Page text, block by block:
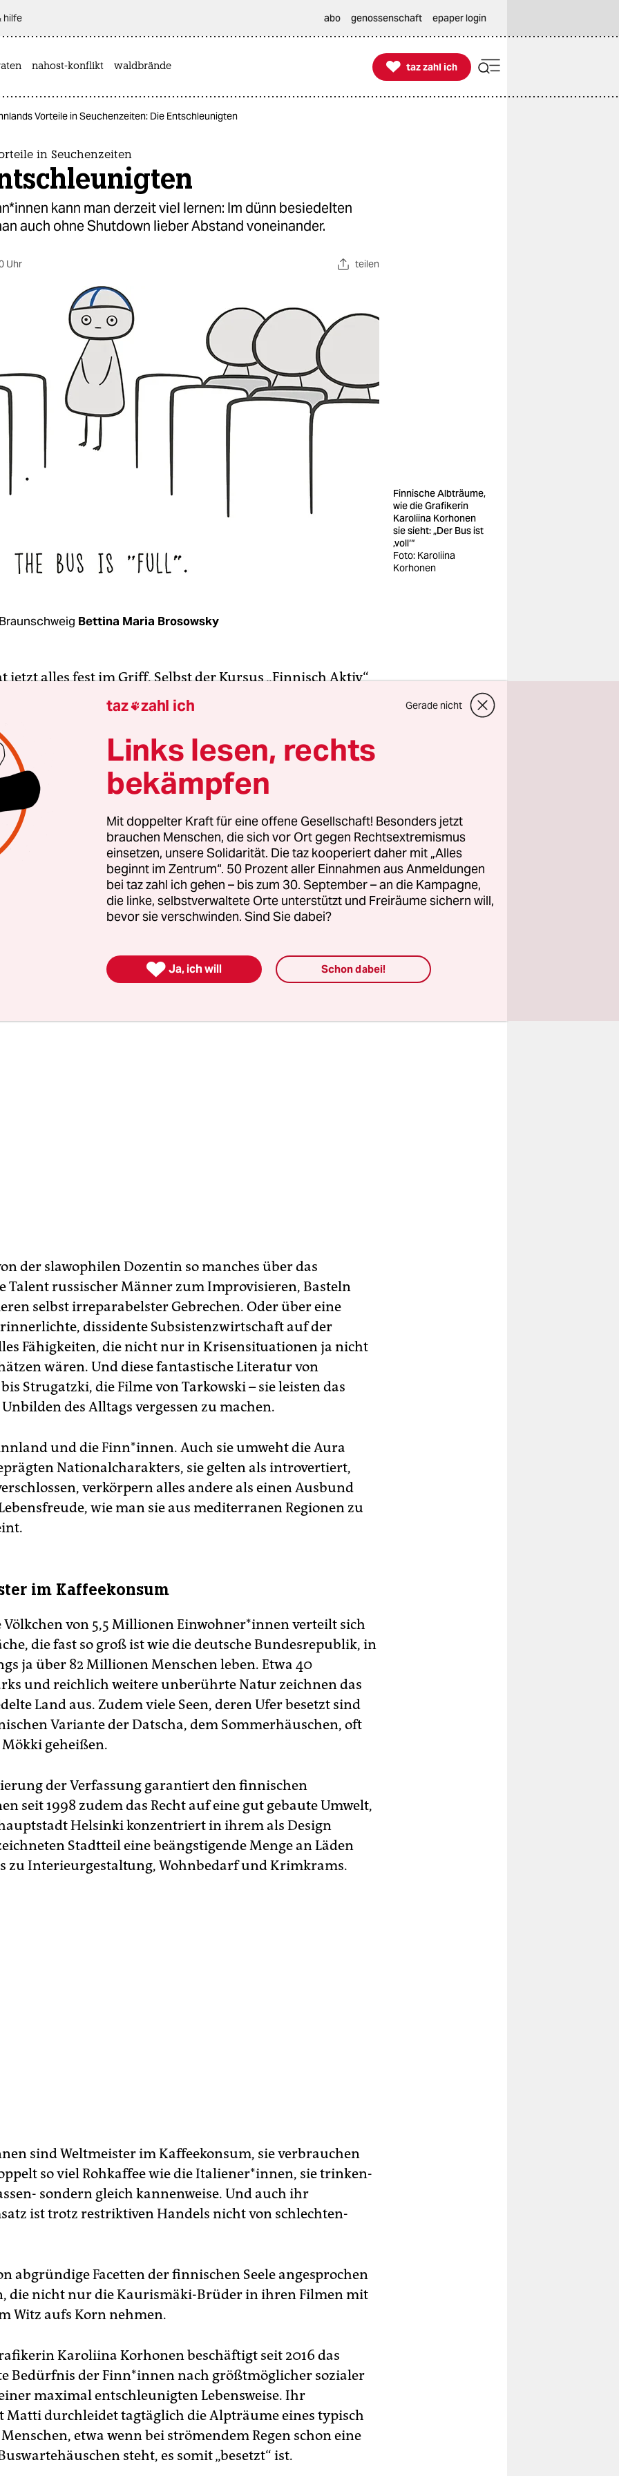
hilfe abo genossenschaft epaper login
nahost-konflikt waldbrände 
taz zahl ich
taz zahl ich
Vorteile in Seuchenzeiten: Die Entschleunigten
in Seuchenzeiten
kann man derzeit viel lernen: Im dünn besiedelten
auch ohne Shutdown lieber Abstand voneinander.
Uhr teilen
Finnische Albträume,
wie die Grafikerin
Karoliina Korhonen
sie sieht: „Der Bus ist
‚voll‘“
Foto: Karoliina
Korhonen
Bettina Maria Brosowsky
jetzt alles fest im Griff. Selbst der Kursus „Finnisch Aktiv“
stolzen­ sieben Teilnehmer*innen, den ich seit geraumer
Volkshochschule­ besuche, ist nun bis zum
ausgesetzt. Zugegeben: Allzu große Erfolge­ in der
dieser so ungewöhnlichen wie schwierigen
ich für mich nicht reklamieren. Aber vielleicht besucht
Sprachkurse ja auch nicht primär, um es in den
kommunikativer Interaktion irgendwann mal mit
Muttersprachler*innen auf sich nehmen zu können. Es
die Sympathie für ein Land, seine Menschen, seine Kultur.
Zeit hatte ich einmal Russisch belegt, auch dies eine schöne
zu erlernende Sprache. Hier war es sicherlich mein
der sprichwörtlich russischen­ oder allgemein: slawischen­
in meinem Inneren, schickte.
der slawophilen Dozentin so manches über das
Talent russischer Männer zum Improvisieren, Basteln
selbst irreparabelster Gebrechen.­ Oder über eine
dissidente Subsistenzwirtschaft auf der
Fähigkeiten, die nicht nur in Krisensituationen ja nicht
wären. Und diese fantastische Literatur­ von
Strugatzki, die Filme von Tarkowski – sie leisten das
des Alltags vergessen zu machen.
und die Finn*innen. Auch sie umweht die Aura
Nationalcharakters, sie gelten­ als introvertiert,
verkörpern alles andere­ als einen Ausbund
wie man sie aus mediterranen Regionen zu
im Kaffeekonsum
Völkchen von 5,5 Millionen Einwohner*innen verteilt­ sich
die fast so groß ist wie die deutsche­ Bundesrepublik, in
ja über 82 Millionen­ Menschen leben. Etwa 40
und reichlich weitere unberührte Natur zeichnen das
Land aus. Zudem viele Seen, deren Ufer besetzt sind
Variante der Datscha, dem Sommerhäuschen, oft
geheißen.
der Verfassung garantiert den finnischen
seit 1998 zudem das Recht auf eine gut gebaute Umwelt,
Helsinki konzentriert in ihrem als Design
Stadtteil eine beängstigende Menge an Läden
zu Interieurgestaltung, Wohnbedarf und Krimkrams.
sind Weltmeister im Kaffeekonsum, sie verbrauchen
so viel Rohkaffee wie die Italiener*innen, sie trinken­
sondern gleich kannenweise. Und auch ihr
ist trotz restriktiven­ Handels nicht von schlechten­
abgründige Facetten­ der finnischen Seele angesprochen
die nicht nur die Kaurismäki-­Brüder in ihren Filmen mit
Witz aufs Korn nehmen.
Karoliina­ Korhonen beschäftigt seit 2016 das
Bedürfnis der Finn*innen nach größtmöglicher sozialer
maximal entschleunigten Lebens­weise. Ihr
Matti durchleidet tagtäglich die Alpträume eines typisch
etwa wenn bei strömendem Regen schon eine
steht, es somit „besetzt“ ist.
taz zahl ich Gerade nicht
Links lesen, rechts
bekämpfen
Mit doppelter Kraft für eine offene Gesellschaft! Besonders jetzt
brauchen Menschen, die sich vor Ort gegen Rechtsextremismus
einsetzen, unsere Solidarität. Die taz kooperiert daher mit „Alles
beginnt im Zentrum“. 50 Prozent aller Einnahmen aus Anmeldungen
bei taz zahl ich gehen – bis zum 30. September – an die Kampagne,
die linke, selbstverwaltete Orte unterstützt und Freiräume sichern will,
bevor sie verschwinden. Sind Sie dabei?
 Ja, ich will Schon dabei!